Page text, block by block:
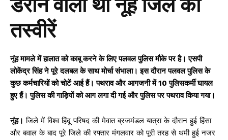
डराने वाली थी नूंह जिले की
तस्वीरें
नूंह मामले में हालात को काबू करने के लिए पलवल पुलिस मौके पर है। एसपी
लोकेंद्र सिंह ने पूरे दलबल के साथ मोर्चा संभाला। इस दौरान पलवल पुलिस के
कुछ कर्मचारियों को चोटें आई हैं। पथराव और आगजनी में 10 पुलिसकर्मी घायल
हुए हैं। पुलिस की गाड़ियों को आग लगा दी गई और पुलिस पर पथराव किया गया।
नूंह। जिले में विश्व हिंदू परिषद की मेवात ब्रजमंडल यात्रा के दौरान हुई हिंसा
और बवाल के बाद पूरे जिले की रफ्तार मंगलवार को पूरी तरह से थमी हुई नजर